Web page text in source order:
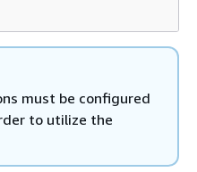
must be configured
to utilize the